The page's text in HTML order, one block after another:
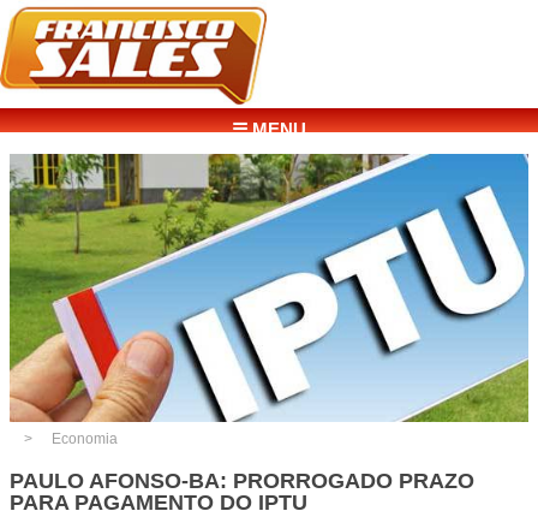
☰ MENU
Economia
PAULO AFONSO-BA: PRORROGADO PRAZO
PARA PAGAMENTO DO IPTU